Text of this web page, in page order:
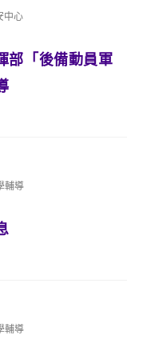
中心
部「後備動員軍
輔導
輔導